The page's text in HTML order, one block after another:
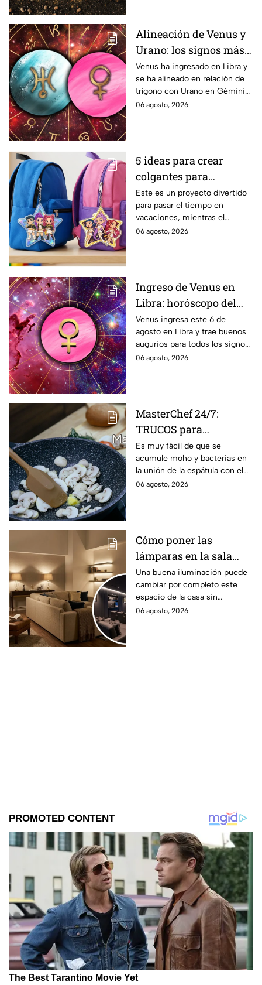
Alineación de Venus y
Urano: los signos más
favorecidos por este
evento astrológico del 6
al 13 de agosto
Venus ha ingresado en Libra y
se ha alineado en relación de
trígono con Urano en Géminis.
Estos son los signos del
06 agosto, 2026
5 ideas para crear
colgantes para
mochilas con acrílico y
resina de Huntrix
Este es un proyecto divertido
para pasar el tiempo en
vacaciones, mientras el
regreso a clases llega con la
06 agosto, 2026
Ingreso de Venus en
Libra: horóscopo del
amor para todos los
signos del 6 de agosto
al 10 de septiembre
Venus ingresa este 6 de
agosto en Libra y trae buenos
augurios para todos los signos
del zodiaco. Conoce las
06 agosto, 2026
MasterChef 24/7:
TRUCOS para
desinfectar las
miserables de tu cocina
antes de hacer postres
Es muy fácil de que se
acumule moho y bacterias en
la unión de la espátula con el
mango, por lo que
06 agosto, 2026
Cómo poner las
lámparas en la sala
para que se vea
acogedor como en las
películas
Una buena iluminación puede
cambiar por completo este
espacio de la casa sin
necesidad de gastar miles de
06 agosto, 2026